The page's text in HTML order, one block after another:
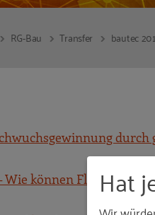
RG-Bau Transfer bautec
durch
Wie können Flüchtlinge
Hat